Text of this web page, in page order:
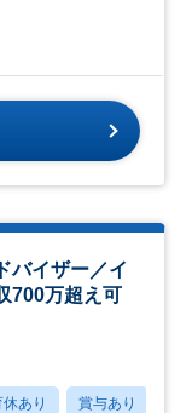
バイザー／イ
700万超え可
あり 賞与あり